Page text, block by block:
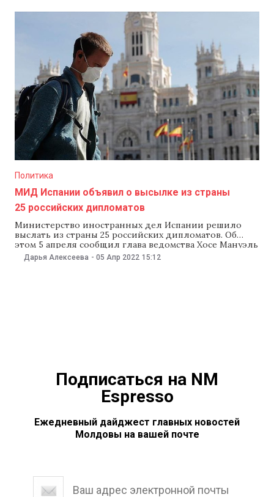
МИД добавили, что осуждают преступления,
совершенные в Буче и других частях Украины,
«ответственность
Политика
МИД Испании объявил о высылке из страны
25 российских дипломатов
Министерство иностранных дел Испании решило
выслать из страны 25 российских дипломатов. Об
этом 5 апреля сообщил глава ведомства Хосе Мануэль
Альбарес, передает Reuters. О планах испанских
властей Альбарес рассказал СМИ после заседания
Дарья Алексеева - 05 Апр 2022 15:12
Подписаться на NM
Espresso
Ежедневный дайджест главных новостей
Молдовы на вашей почте